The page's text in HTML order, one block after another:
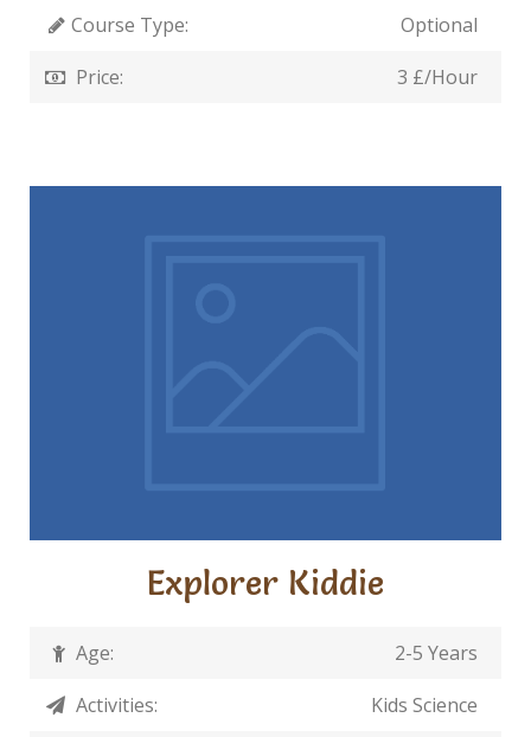
Course Type:
Optional
Price:
3 £/Hour
Explorer Kiddie
Age:
2-5 Years
Activities:
Kids Science